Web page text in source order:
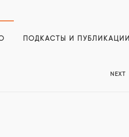
ПОДКАСТЫ И ПУБЛИКАЦИИ
NEXT